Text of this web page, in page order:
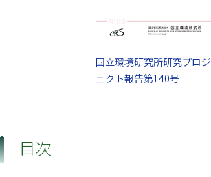
国立環境研究所研究プロジ
ェクト報告第140号
目次